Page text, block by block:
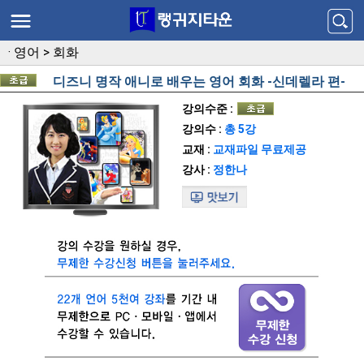
· 영어 > 회화
디즈니 명작 애니로 배우는 영어 회화 -신데렐라 편-
강의수준 :
강의수 : 총 5강
교재 : 교재파일 무료제공
강사 : 정한나